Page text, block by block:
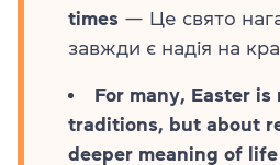
times — Це свято
завжди є надія на
For many, Easter
traditions, but about
deeper meaning of life